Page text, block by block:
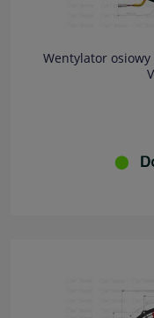
Wentylator osiowy